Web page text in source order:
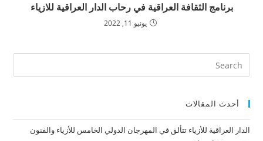
برنامج الثقافة العراقية في رحاب الدار العراقية للازياء
يونيو 11, 2022
أحدث المقالات
الدار العراقية للأزياء تتألق في المهرجان الدولي الخامس للأزياء والفنون